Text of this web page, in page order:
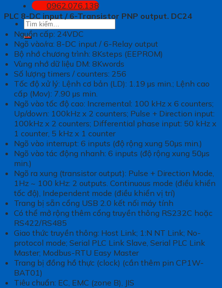
0962.076.138
Tìm
kiếm:
PLC 8-DC input / 6-Transistor PNP output. DC24
Nguồn cấp: 24VDC
Ngõ vào/ra: 8-DC input / 6-Relay output
Bộ nhớ chương trình: 8Ksteps (EEPROM)
Vùng nhớ dữ liệu DM: 8Kwords
Số lượng timers / counters: 256
Tốc độ xử l‎ý: Lệnh cơ bản (LD): 1.19 µs min.; Lệnh cao
cấp (Mov): 7.90 µs min.
Ngõ vào tốc độ cao: Incremental: 100 kHz x 6 counters;
Up/down: 100kHz x 2 counters; Pulse + Direction input:
100kHz x 2 counters; Differential phase input: 50 kHz x
1 counter, 5 kHz x 1 counter
Ngõ vào interrupt: 6 inputs (độ rộng xung 50µs min.)
Ngõ vào tác động nhanh: 6 inputs (độ rộng xung 50µs
min.)
Ngõ ra xung (transistor output): Pulse + Direction Mode,
1Hz ~ 100 kHz: 2 outputs. Continuous mode (điều khiển
tốc độ), Independent mode (điều khiển vị trí)
Trang bị sẵn cổng USB 2.0 kết nối máy tính
Có thể mở rộng thêm cổng truyền thông RS232C hoặc
RS422/RS485
Giao thức truyền thông: Host Link; 1:N NT Link; No-
protocol mode; Serial PLC Link Slave, Serial PLC Link
Master; Modbus-RTU Easy Master
Trang bị đồng hồ thực (clock) (cần thêm pin CP1W-
BAT01)
Tiêu chuẩn: EC, EMC (zone B), JIS